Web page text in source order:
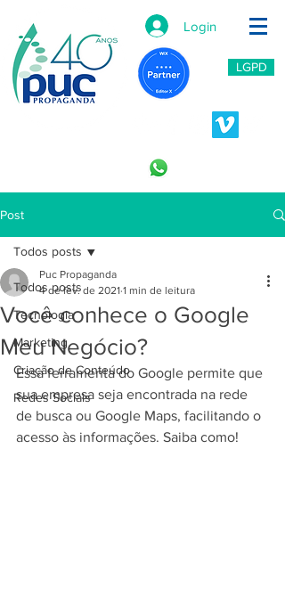
Login
LGPD
Post
Todos posts
Tecnologia
Marketing
Criação de Conteúdo
Redes Sociais
Todos posts
Você conhece o Google
Meu Negócio?
Puc Propaganda
4 de fev. de 2021 1 min de leitura
Essa ferramenta do Google permite que
sua empresa seja encontrada na rede
de busca ou Google Maps, facilitando o
acesso às informações. Saiba como!